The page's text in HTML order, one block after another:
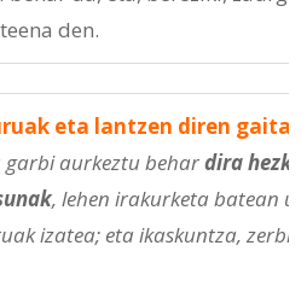
den.
eta lantzen diren
aurkeztu behardira
, lehen irakurketa batean
izatea; eta ikaskuntza,